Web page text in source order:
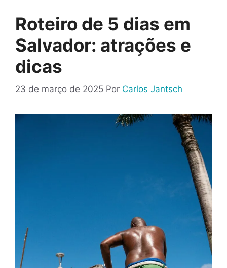
Roteiro de 5 dias em
Salvador: atrações e
dicas
23 de março de 2025 Por Carlos Jantsch